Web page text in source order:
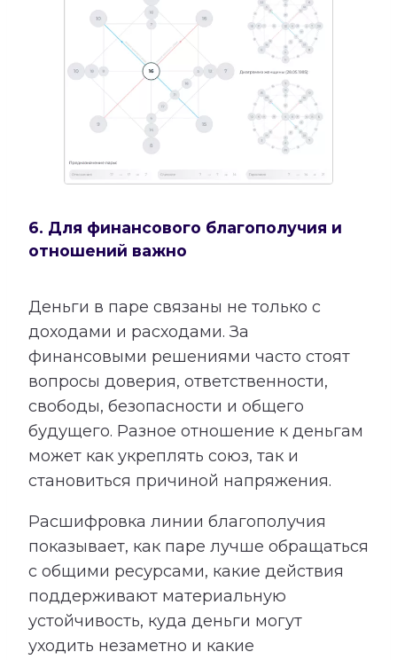
6. Для финансового благополучия и
отношений важно
Деньги в паре связаны не только с
доходами и расходами. За
финансовыми решениями часто стоят
вопросы доверия, ответственности,
свободы, безопасности и общего
будущего. Разное отношение к деньгам
может как укреплять союз, так и
становиться причиной напряжения.
Расшифровка линии благополучия
показывает, как паре лучше обращаться
с общими ресурсами, какие действия
поддерживают материальную
устойчивость, куда деньги могут
уходить незаметно и какие